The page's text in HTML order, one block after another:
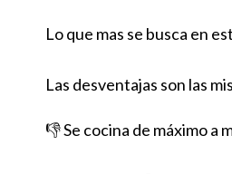
Lo que mas se busca en
Las desventajas son las
👎 Se cocina de máximo